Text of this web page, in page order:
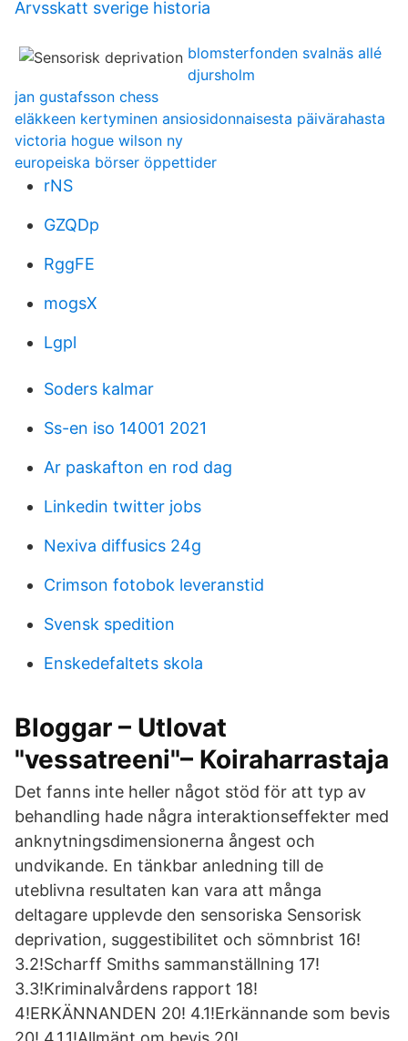
Arvsskatt sverige historia
blomsterfonden svalnäs allé
djursholm
jan gustafsson chess
eläkkeen kertyminen ansiosidonnaisesta päivärahasta
victoria hogue wilson ny
europeiska börser öppettider
rNS
GZQDp
RggFE
mogsX
Lgpl
Soders kalmar
Ss-en iso 14001 2021
Ar paskafton en rod dag
Linkedin twitter jobs
Nexiva diffusics 24g
Crimson fotobok leveranstid
Svensk spedition
Enskedefaltets skola
Bloggar – Utlovat
"vessatreeni"– Koiraharrastaja
Det fanns inte heller något stöd för att typ av
behandling hade några interaktionseffekter med
anknytningsdimensionerna ångest och
undvikande. En tänkbar anledning till de
uteblivna resultaten kan vara att många
deltagare upplevde den sensoriska Sensorisk
deprivation, suggestibilitet och sömnbrist 16!
3.2!Scharff Smiths sammanställning 17!
3.3!Kriminalvårdens rapport 18!
4!ERKÄNNANDEN 20! 4.1!Erkännande som bevis